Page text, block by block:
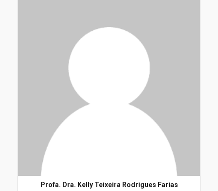
Profa. Dra. Kelly Teixeira Rodrigues Farias